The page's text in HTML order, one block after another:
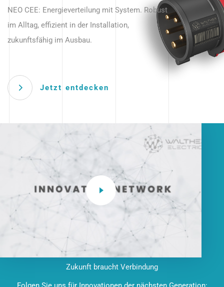
beginnt hier.
NEO CEE: Energieverteilung mit System. Robust
im Alltag, effizient in der Installation,
zukunftsfähig im Ausbau.
Jetzt entdecken
Anwendungen – robust, IP-geschützt und
zukunftsfähig.
Zukunft braucht Verbindung